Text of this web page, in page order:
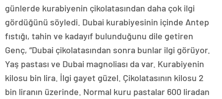
günlerde kurabiyenin çikolatasından daha çok ilgi
gördüğünü söyledi. Dubai kurabiyesinin içinde Antep
fıstığı, tahin ve kadayıf bulunduğunu dile getiren
Genç, “Dubai çikolatasından sonra bunlar ilgi görüyor.
Yaş pastası ve Dubai magnoliası da var. Kurabiyenin
kilosu bin lira. İlgi gayet güzel. Çikolatasının kilosu 2
bin liranın üzerinde. Normal kuru pastalar 600 liradan